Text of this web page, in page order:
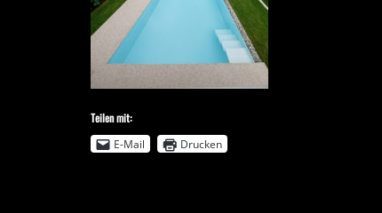
Teilen mit:
E-Mail
Drucken